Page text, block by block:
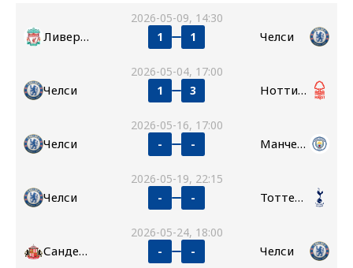
2026-05-09, 14:30
Ливерпуль 1 1 Челси
2026-05-04, 17:00
Челси 1 3 Ноттингем Форест
2026-05-16, 17:00
Челси - - Манчестер Сити
2026-05-19, 22:15
Челси - - Тоттенхэм
2026-05-24, 18:00
Сандерленд - - Челси